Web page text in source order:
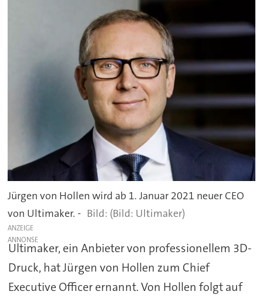
Jürgen von Hollen wird ab 1. Januar 2021 neuer CEO
von Ultimaker. -
(Bild: Ultimaker)
ANZEIGE
Ultimaker, ein Anbieter von professionellem 3D-
Druck, hat Jürgen von Hollen zum Chief
Executive Officer ernannt. Von Hollen folgt auf